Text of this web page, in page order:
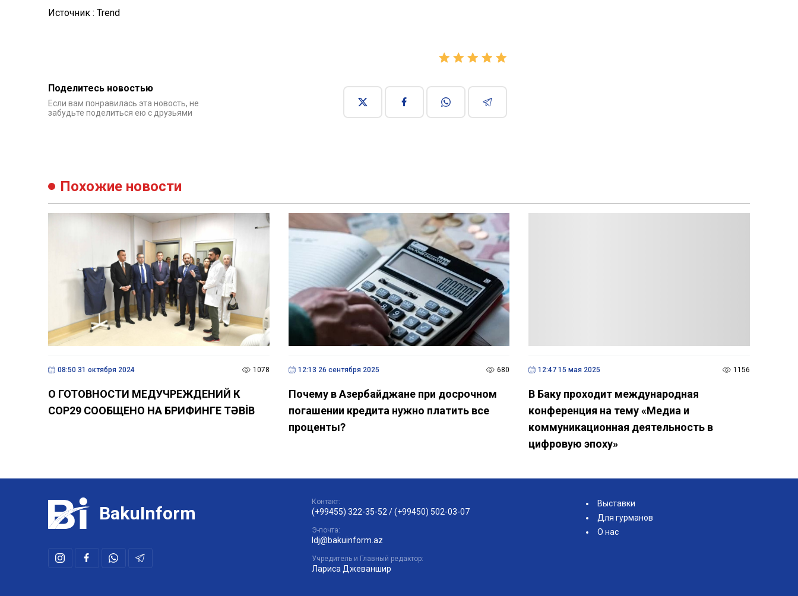
Источник : Trend
Поделитесь новостью
Если вам понравилась эта новость, не
забудьте поделиться ею с друзьями
Похожие новости
08:50 31 октября 2024 1078
О ГОТОВНОСТИ МЕДУЧРЕЖДЕНИЙ К
COP29 СООБЩЕНО НА БРИФИНГЕ TƏBİB
12:13 26 сентября 2025 680
Почему в Азербайджане при досрочном
погашении кредита нужно платить все
проценты?
12:47 15 мая 2025 1156
В Баку проходит международная
конференция на тему «Медиа и
коммуникационная деятельность в
цифровую эпоху»
BakuInform
Контакт:
(+99455) 322-35-52 /(+99450) 502-03-07
Э-почта:
ldj@bakuinform.az
Учредитель и Главный редактор:
Лариса Джеваншир
Выставки
Для гурманов
О нас